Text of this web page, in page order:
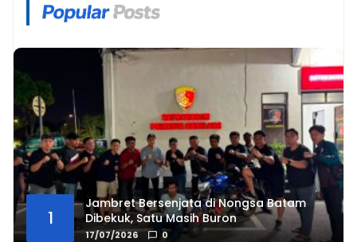
1
Jambret Bersenjata di Nongsa Batam
Dibekuk, Satu Masih Buron
17/07/2026 0